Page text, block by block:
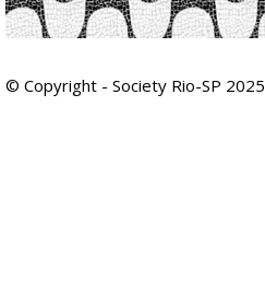
© Copyright - Society Rio-SP 2025